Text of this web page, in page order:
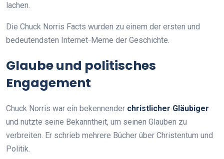
lachen.
Die Chuck Norris Facts wurden zu einem der ersten und
bedeutendsten Internet-Meme der Geschichte.
Glaube und politisches
Engagement
Chuck Norris war ein bekennender christlicher Gläubiger
und nutzte seine Bekanntheit, um seinen Glauben zu
verbreiten. Er schrieb mehrere Bücher über Christentum und
Politik.